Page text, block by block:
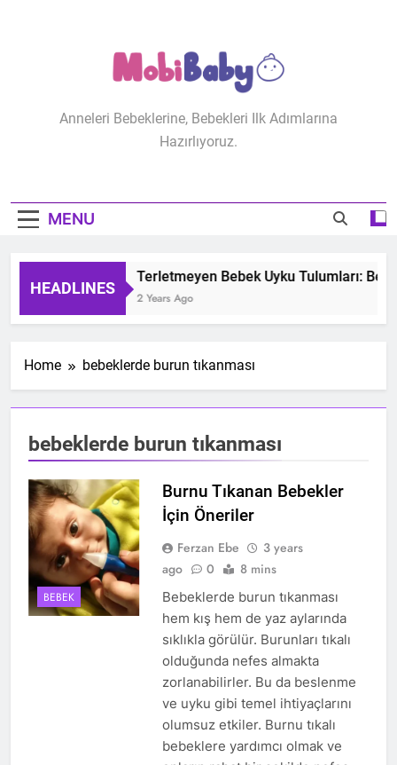
MobiBaby
Anneleri Bebeklerine, Bebekleri Ilk Adımlarına
Hazırlıyoruz.
MENU
HEADLINES
Terletmeyen Bebek Uyku Tulumları:
2 Years Ago
Home bebeklerde burun tıkanması
bebeklerde burun tıkanması
BEBEK
Burnu Tıkanan Bebekler
İçin Öneriler
Ferzan Ebe
3 years
ago
0 8 mins
Bebeklerde burun tıkanması
hem kış hem de yaz aylarında
sıklıkla görülür. Burunları tıkalı
olduğunda nefes almakta
zorlanabilirler. Bu da beslenme
ve uyku gibi temel ihtiyaçlarını
olumsuz etkiler. Burnu tıkalı
bebeklere yardımcı olmak ve